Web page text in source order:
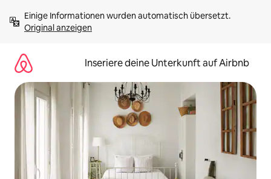
Inhalten
springenOriginal anzeigen
Inseriere deine Unterkunft auf Airbnb